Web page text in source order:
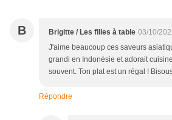
B Brigitte / Les filles à table 03/10/
J'aime beaucoup ces saveurs
grandi en Indonésie et adorait
souvent. Ton plat est un régal !
Répondre